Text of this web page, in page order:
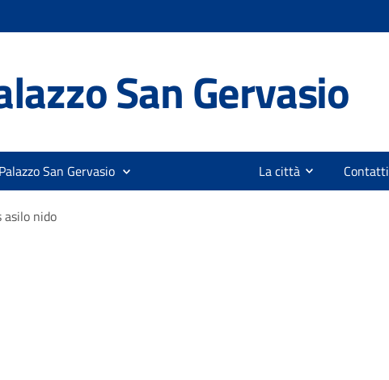
San Gervasio
San Gervasio La città Contatti
asilo nido